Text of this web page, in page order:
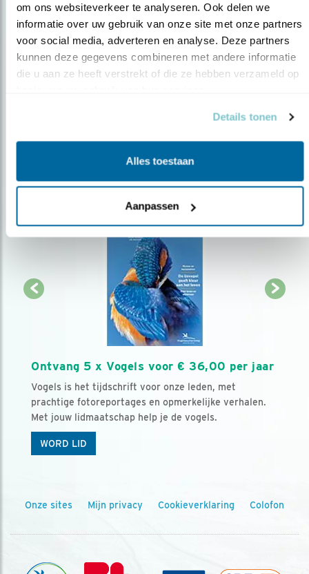
om ons websiteverkeer te analyseren. Ook delen we
informatie over uw gebruik van onze site met onze partners
voor social media, adverteren en analyse. Deze partners
kunnen deze gegevens combineren met andere informatie
die u aan ze heeft verstrekt of die ze hebben verzameld op
Details tonen
Alles toestaan
Aanpassen
Op de hoogte blijven?
Meld je aan en ontvang nieuws, inspiratie, acties en tips
over vogels en activiteiten van Vogelbescherming.
Ontvang 5 x Vogels voor € 36,00 per jaar
Vogels is het tijdschrift voor onze leden, met
prachtige fotoreportages en opmerkelijke verhalen.
Met jouw lidmaatschap help je de vogels.
WORD LID
Onze sites Mijn privacy Cookieverklaring Colofon